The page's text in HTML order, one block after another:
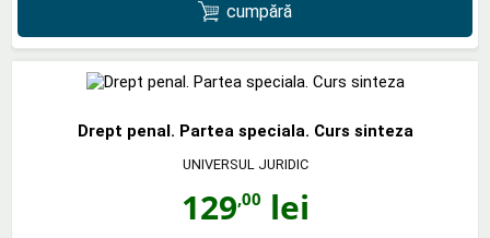
cumpără
Drept penal. Partea speciala. Curs sinteza
UNIVERSUL JURIDIC
129,00 lei